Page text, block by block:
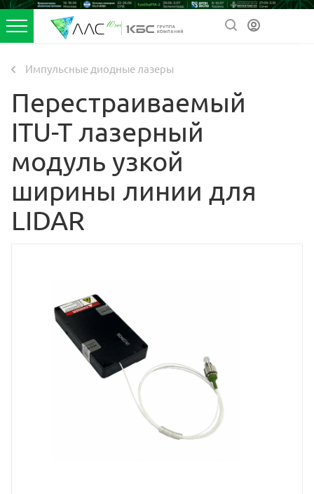
Импульсные диодные лазеры
Перестраиваемый
ITU-T лазерный
модуль узкой
ширины линии для
LIDAR